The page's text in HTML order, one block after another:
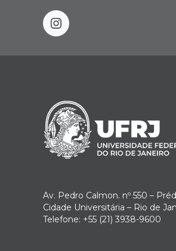
instagram
Av. Pedro Calmon. nº 550 –
Cidade Universitária – Rio de
Telefone: +55 (21) 3938-9600